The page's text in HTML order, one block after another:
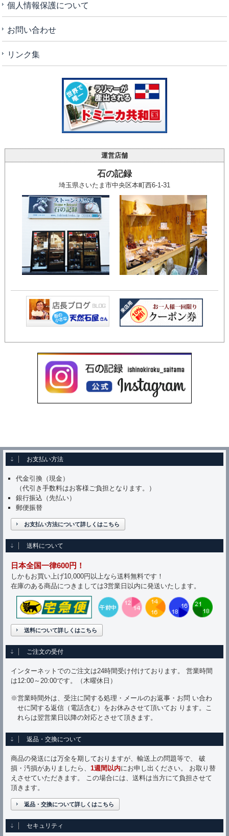
個人情報保護について
お問い合わせ
リンク集
運営店舗
石の記録
埼玉県さいたま市中央区本町西6-1-31
お支払い方法
代金引換（現金）
（代引き手数料はお客様ご負担となります。）
銀行振込（先払い）
郵便振替
お支払い方法について詳しくはこちら
送料について
日本全国一律600円！
しかもお買い上げ10,000円以上なら送料無料です！
在庫のある商品につきましては3営業日以内に発送いたします。
送料について詳しくはこちら
ご注文の受付
インターネットでのご注文は24時間受け付けております。 営業時間
は12:00～20:00です。（木曜休日）
※営業時間外は、受注に関する処理・メールのお返事・お問 い合わ
せに関する返信（電話含む）をお休みさせて頂いてお ります。こ
れらは翌営業日以降の対応とさせて頂きます。
返品・交換について
商品の発送には万全を期しておりますが、輸送上の問題等で、 破
損・汚損がありましたら、 1週間以内にお申し出ください。 お取り替
えさせていただきます。 この場合には、送料は当方にて負担させて
頂きます。
返品・交換について詳しくはこちら
セキュリティ